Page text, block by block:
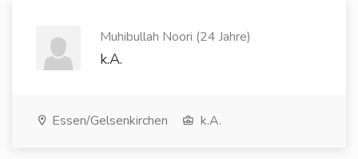
Muhibullah Noori (24 Jahre)
k.A.
Essen/Gelsenkirchen k.A.